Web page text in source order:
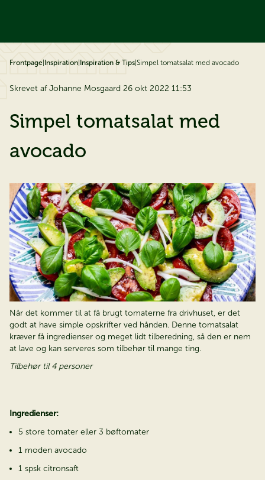
Frontpage Inspiration Inspiration & Tips Simpel tomatsalat med avocado
Skrevet af Johanne Mosgaard 26 okt 2022 11:53
Simpel tomatsalat med
avocado
Når det kommer til at få brugt tomaterne fra drivhuset, er det
godt at have simple opskrifter ved hånden. Denne tomatsalat
kræver få ingredienser og meget lidt tilberedning, så den er nem
at lave og kan serveres som tilbehør til mange ting.
Tilbehør til 4 personer
Ingredienser:
5 store tomater eller 3 bøftomater
1 moden avocado
1 spsk citronsaft